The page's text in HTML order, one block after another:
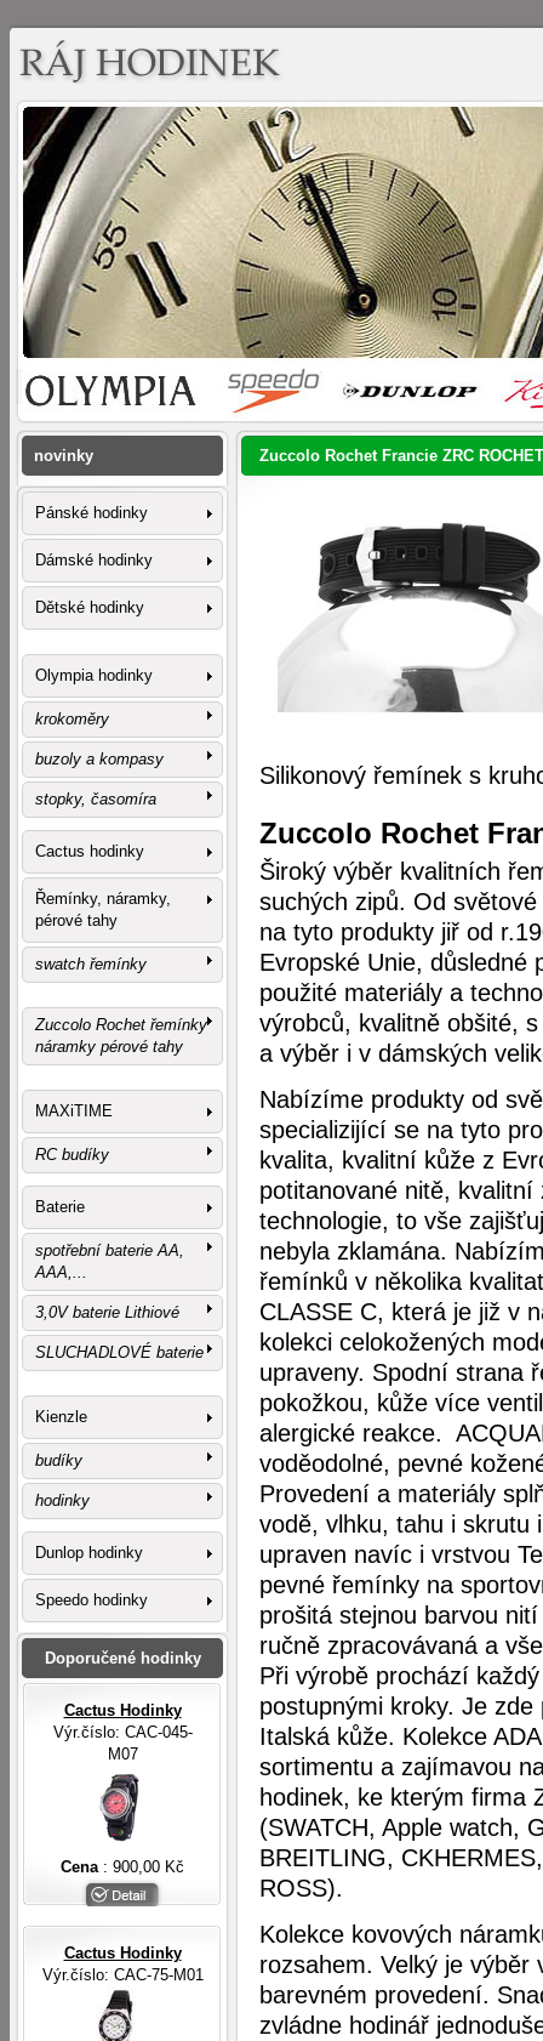
Zuccolo Rochet Francie ZRC
Silikonový řemínek s
Zuccolo Rochet
Široký výběr kvalitních
suchých zipů. Od
na tyto produkty jiř od
Evropské Unie, důsledné
použité materiály a
výrobců, kvalitně obšité,
a výběr i v dámských
Nabízíme produkty od
specializijící se na tyto
kvalita, kvalitní kůže z
potitanované nitě,
technologie, to vše
nebyla zklamána.
řemínků v několika
CLASSE C, která je již v
kolekci celokožených
upraveny. Spodní strana
pokožkou, kůže více
alergické reakce.
voděodolné, pevné
Provedení a materiály
vodě, vlhku, tahu i skrutu
upraven navíc i vrstvou
pevné řemínky na
prošitá stejnou barvou
ručně zpracovávaná a
Při výrobě prochází
postupnými kroky. Je
Italská kůže. Kolekce
sortimentu a zajímavou
hodinek, ke kterým firma
(SWATCH, Apple watch,
BREITLING,
ROSS).
Kolekce kovových
rozsahem. Velký je výběr
barevném provedení.
zvládne hodinář
novinky
Pánské hodinky
Dámské hodinky
Dětské hodinky
Olympia hodinky
krokoměry
buzoly a kompasy
stopky, časomíra
Cactus hodinky
Řemínky, náramky,
pérové tahy
swatch řemínky
Zuccolo Rochet řemínky
náramky pérové tahy
MAXiTIME
RC budíky
Baterie
spotřební baterie AA,
AAA,...
3,0V baterie Lithiové
SLUCHADLOVÉ baterie
Kienzle
budíky
hodinky
Dunlop hodinky
Speedo hodinky
Doporučené hodinky
Cactus Hodinky
Výr.číslo: CAC-045-
M07
Cena : 900,00 Kč
Cactus Hodinky
Výr.číslo: CAC-75-M01